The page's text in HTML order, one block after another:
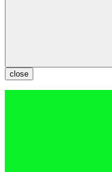
close